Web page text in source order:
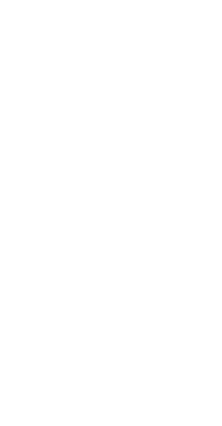
сегодня
сегодня. События